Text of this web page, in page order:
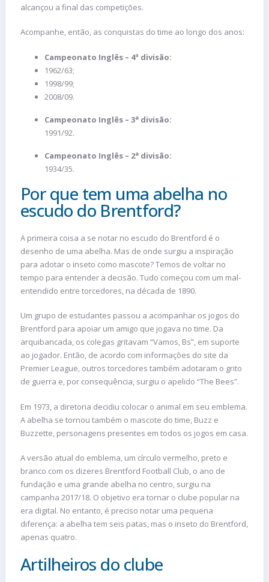
alcançou a final das competições.
Acompanhe, então, as conquistas do time ao longo dos anos:
Campeonato Inglês – 4ª divisão:
1962/63;
1998/99;
2008/09.
Campeonato Inglês – 3ª divisão:
1991/92.
Campeonato Inglês – 2ª divisão:
1934/35.
Por que tem uma abelha no
escudo do Brentford?
A primeira coisa a se notar no escudo do Brentford é o
desenho de uma abelha. Mas de onde surgiu a inspiração
para adotar o inseto como mascote? Temos de voltar no
tempo para entender a decisão. Tudo começou com um mal-
entendido entre torcedores, na década de 1890.
Um grupo de estudantes passou a acompanhar os jogos do
Brentford para apoiar um amigo que jogava no time. Da
arquibancada, os colegas gritavam “Vamos, Bs”, em suporte
ao jogador. Então, de acordo com informações do site da
Premier League, outros torcedores também adotaram o grito
de guerra e, por consequência, surgiu o apelido “The Bees”.
Em 1973, a diretoria decidiu colocar o animal em seu emblema.
A abelha se tornou também o mascote do time, Buzz e
Buzzette, personagens presentes em todos os jogos em casa.
A versão atual do emblema, um círculo vermelho, preto e
branco com os dizeres Brentford Football Club, o ano de
fundação e uma grande abelha no centro, surgiu na
campanha 2017/18. O objetivo era tornar o clube popular na
era digital. No entanto, é preciso notar uma pequena
diferença: a abelha tem seis patas, mas o inseto do Brentford,
apenas quatro.
Artilheiros do clube